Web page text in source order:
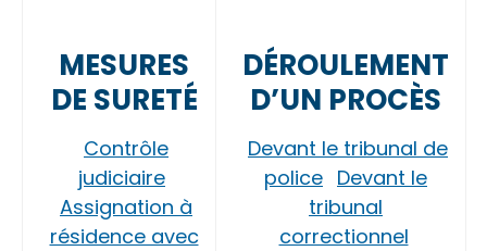
MESURES
DE SURETÉ
Contrôle
judiciaire
Assignation à
résidence avec
DÉROULEMENT
D’UN PROCÈS
Devant le tribunal de
police Devant le
tribunal
correctionnel